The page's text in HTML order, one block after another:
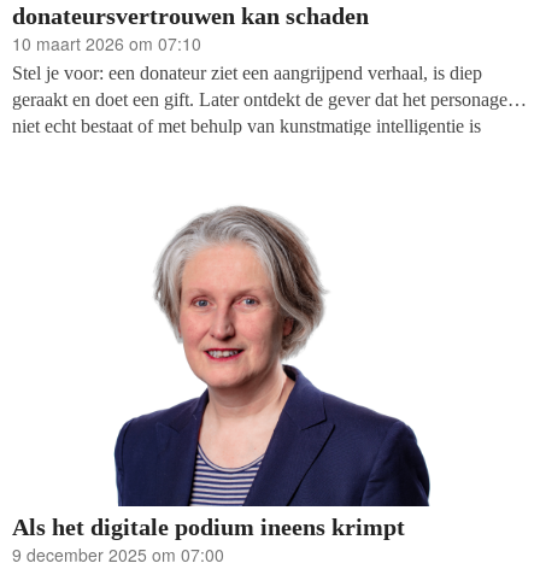
donateursvertrouwen kan schaden
10 maart 2026 om 07:10
Stel je voor: een donateur ziet een aangrijpend verhaal, is diep
geraakt en doet een gift. Later ontdekt de gever dat het personage
niet echt bestaat of met behulp van kunstmatige intelligentie is
Als het digitale podium ineens krimpt
9 december 2025 om 07:00